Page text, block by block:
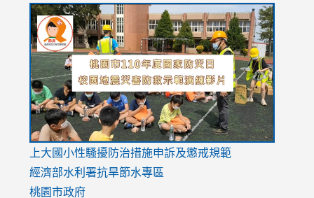
link
to
https://drive.google.com/file/d/
usp=sharing
link
to
https://www.youtube.com/watch?
上大國小性騷擾防治措施申訴及懲戒規範
經濟部水利署抗旱節水專區
桃園市政府